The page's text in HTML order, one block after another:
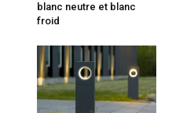
blanc neutre et blanc
froid